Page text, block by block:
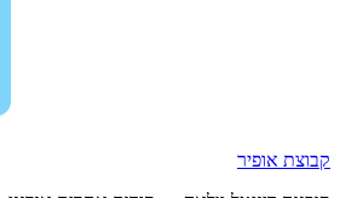
קבוצת אופיר